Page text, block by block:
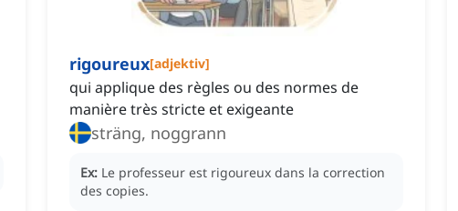
rigoureux[adjektiv]
qui applique des règles ou des normes de
manière très stricte et exigeante
sträng, noggrann
Ex: Le professeur est rigoureux dans la correction
des copies.